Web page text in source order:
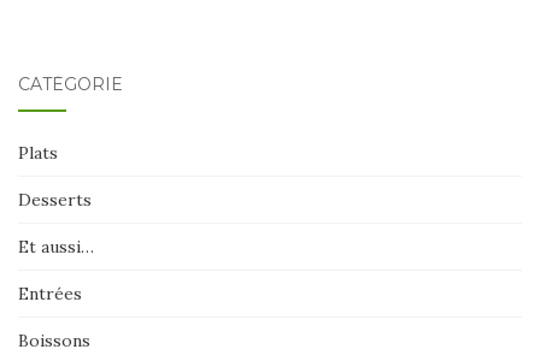
CATÉGORIE
Plats
Desserts
Et aussi…
Entrées
Boissons